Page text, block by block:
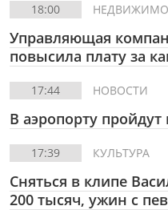
18:00
Управляющая
повысила плату за
17:44 НОВОСТИ
В аэропорту
17:39 КУЛЬТУРА
Сняться в клипе
200 тысяч, ужин с